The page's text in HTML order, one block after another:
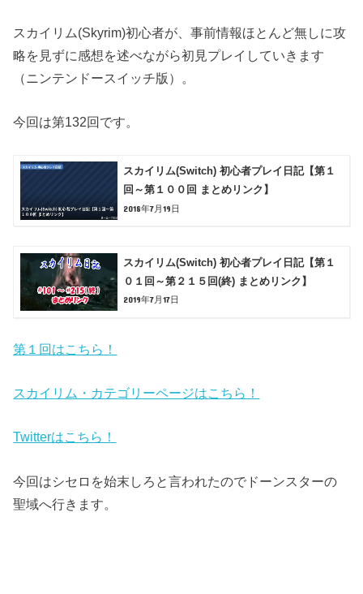
スカイリム(Skyrim)初心者が、事前情報ほとんど無しに攻
略を見ずに感想を述べながら初見プレイしていきます
（ニンテンドースイッチ版）。
今回は第132回です。
スカイリム(Switch) 初心者プレイ日記【第１
回～第１００回 まとめリンク】
2018年7月19日
スカイリム(Switch) 初心者プレイ日記【第１
０１回～第２１５回(終) まとめリンク】
2019年7月17日
第１回はこちら！
スカイリム・カテゴリーページはこちら！
Twitterはこちら！
今回はシセロを始末しろと言われたのでドーンスターの
聖域へ行きます。